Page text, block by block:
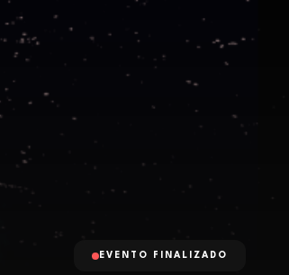
EVENTO FINALIZADO